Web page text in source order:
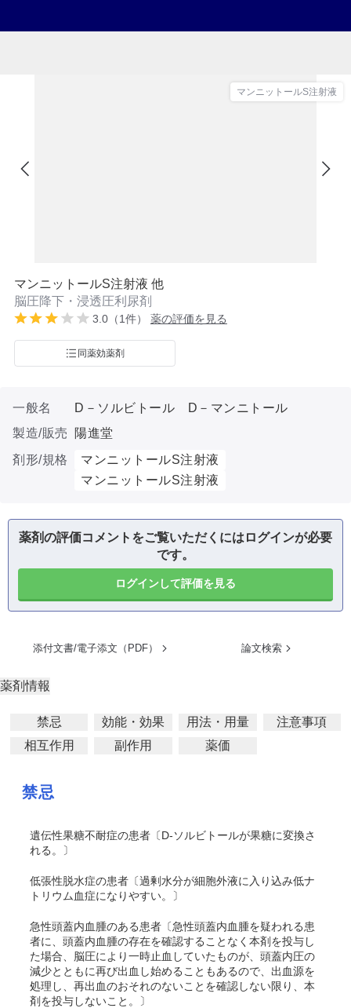
マンニットールS注射液
マンニットールS注射液 他
脳圧降下・浸透圧利尿剤
3.0（1件） 薬の評価を見る
同薬効薬剤
一般名
D－ソルビトール D－マンニトール
製造/販売
陽進堂
剤形/規格
マンニットールS注射液
マンニットールS注射液
薬剤の評価コメントをご覧いただくにはログインが必要
です。
ログインして評価を見る
添付文書/電子添文（PDF） 論文検索
薬剤情報
禁忌 効能・効果 用法・用量
注意事項
相互作用
副作用 薬価
禁忌
遺伝性果糖不耐症の患者〔D-ソルビトールが果糖に変換さ
れる。〕
低張性脱水症の患者〔過剰水分が細胞外液に入り込み低ナ
トリウム血症になりやすい。〕
急性頭蓋内血腫のある患者〔急性頭蓋内血腫を疑われる患
者に、頭蓋内血腫の存在を確認することなく本剤を投与し
た場合、脳圧により一時止血していたものが、頭蓋内圧の
減少とともに再び出血し始めることもあるので、出血源を
処理し、再出血のおそれのないことを確認しない限り、本
剤を投与しないこと。〕